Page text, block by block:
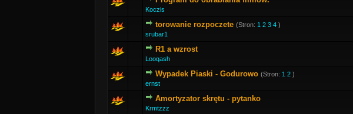
Koczis
torowanie rozpoczete (Stron: 1 2 3 4 )
srubar1
R1 a wzrost
Looqash
Wypadek Piaski - Godurowo (Stron: 1 2 )
ernst
Amortyzator skrętu - pytanko
Krmtzzz